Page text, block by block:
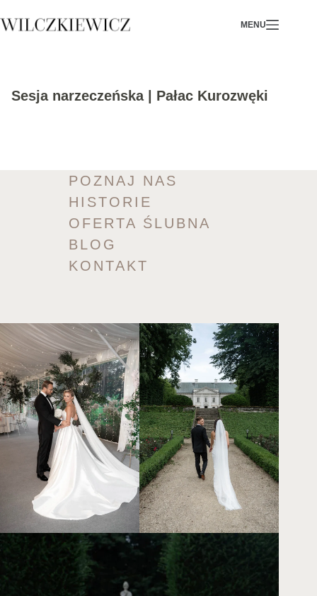
to
MENU
Sesja narzeczeńska | Pałac Kurozwęki
POZNAJ NAS
HISTORIE
OFERTA ŚLUBNA
BLOG
KONTAKT